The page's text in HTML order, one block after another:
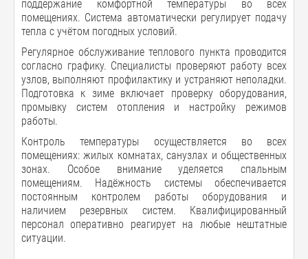
поддержание комфортной температуры во всех
помещениях. Система автоматически регулирует подачу
тепла с учётом погодных условий.
Регулярное обслуживание теплового пункта проводится
согласно графику. Специалисты проверяют работу всех
узлов, выполняют профилактику и устраняют неполадки.
Подготовка к зиме включает проверку оборудования,
промывку систем отопления и настройку режимов
работы.
Контроль температуры осуществляется во всех
помещениях: жилых комнатах, санузлах и общественных
зонах. Особое внимание уделяется спальным
помещениям. Надёжность системы обеспечивается
постоянным контролем работы оборудования и
наличием резервных систем. Квалифицированный
персонал оперативно реагирует на любые нештатные
ситуации.